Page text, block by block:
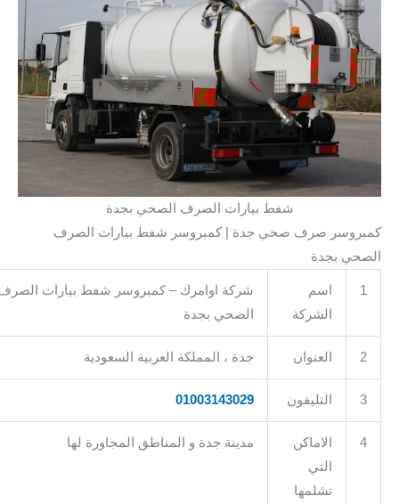
شفط بيارات الصرف الصحي بجدة
صرف صحي جدة | كمبروسر شفط بيارات الصرف
بجدة
اسم
شركة اوامرك – كمبروسر شفط بيارات الصرف
الصحي بجدة
العنوان جدة ، المملكة العربية السعودية
التليفون 01003143029
الاماكن
تشلمها
مدينة جدة و المناطق المجاورة لها